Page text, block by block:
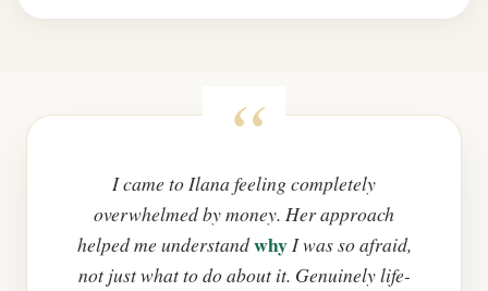
I came to Ilana feeling completely
overwhelmed by money. Her approach
helped me understandwhyI was so afraid,
not just what to do about it. Genuinely life-